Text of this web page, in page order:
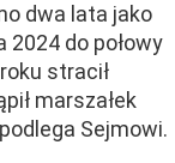
dwa lata jako
2024 do połowy
stracił
marszałek
Sejmowi.